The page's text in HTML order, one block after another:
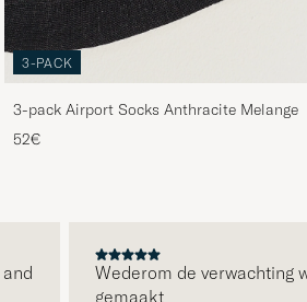
3-PACK
3-pack Airport Socks Anthracite Melange
52€
Wederom de verwachting waar
gemaakt